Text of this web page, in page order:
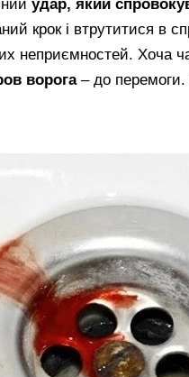
удар, який
крок і втрутитися в
неприємностей. Хоча
ворога– до перемоги.